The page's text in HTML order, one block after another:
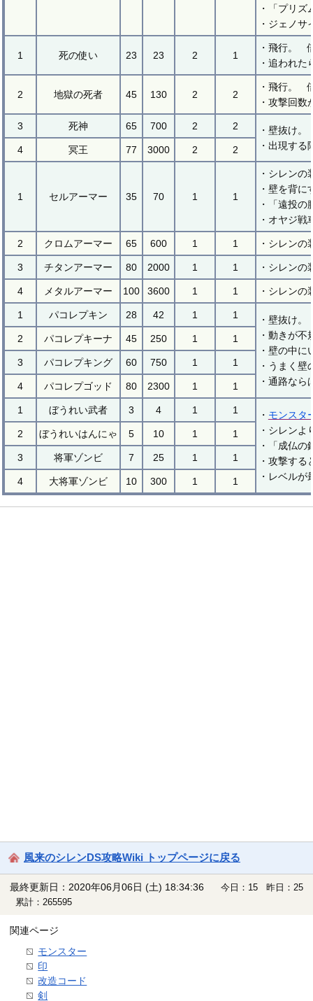
・「プリ
・ジェノサ
1 死の使い 23 23 2 1
・飛行。
・追われ
2 地獄の死者 45 130 2 2
・飛行。
・攻撃回数
3 死神 65 700 2 2
・壁抜け
・出現す
4 冥王 77 3000 2 2
1 セルアーマー 35 70 1 1
・シレン
・壁を背
・「遠投
・オヤジ戦
2 クロムアーマー 65 600 1 1 ・シレン
3 チタンアーマー 80 2000 1 1 ・シレン
4 メタルアーマー 100 3600 1 1 ・シレン
1 パコレプキン 28 42 1 1
・壁抜け。
・動きが不
・壁の中
・うまく
・通路な
2 パコレプキーナ 45 250 1 1
3 パコレプキング 60 750 1 1
4 パコレプゴッド 80 2300 1 1
1 ぼうれい武者 3 4 1 1 ・ モンスタ
・シレンよ
・「成仏
・攻撃する
・レベルが
2 ぼうれいはんにゃ 5 10 1 1
3 将軍ゾンビ 7 25 1 1
4 大将軍ゾンビ 10 300 1 1
風来のシレンDS攻略Wiki トップページに戻る
最終更新日：2020年06月06日 (土) 18:34:36
今日：15 昨日：25
累計：265595
関連ページ
モンスター
印
改造コード
剣